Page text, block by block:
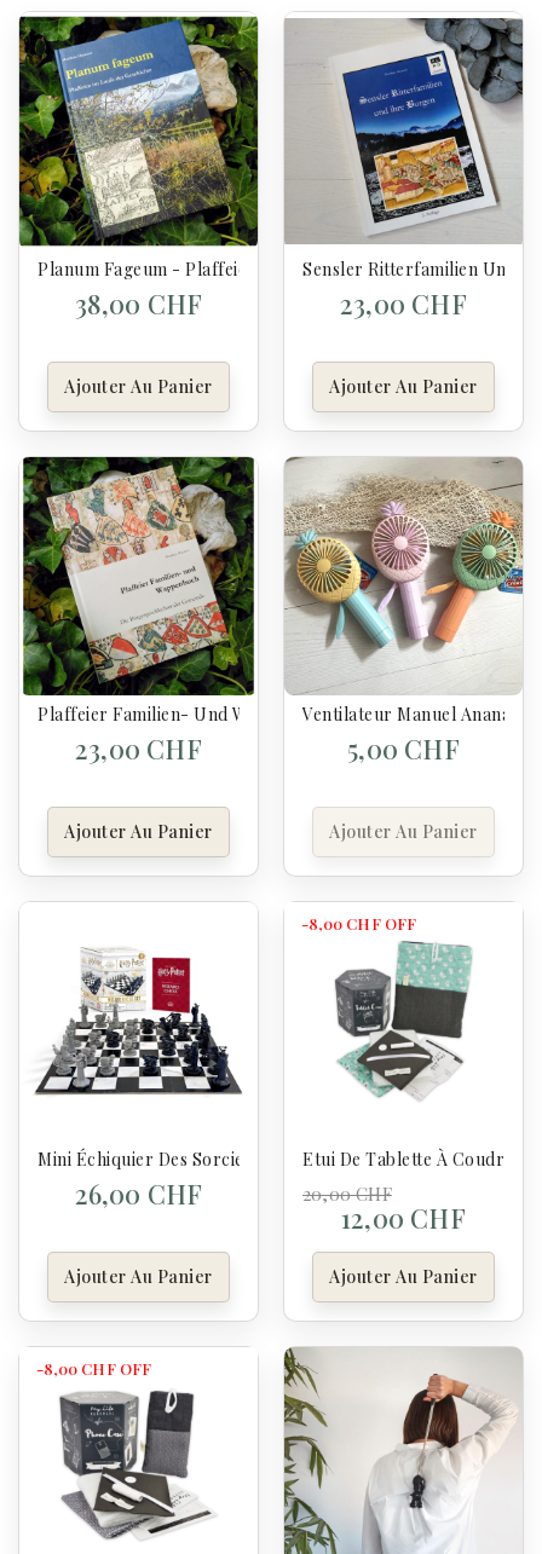
Planum Fageum - Plaffeien Im Laufe Der Geschichte Haymoz
38,00 CHF
Ajouter Au Panier
Sensler Ritterfamilien Und
23,00 CHF
Ajouter Au Panier
Plaffeier Familien- Und Wappenbuch - Haymoz
23,00 CHF
Ajouter Au Panier
Ventilateur Manuel Ananas
5,00 CHF
Ajouter Au Panier
Mini Échiquier Des Sorciers - Harry Potter
26,00 CHF
Ajouter Au Panier
Etui De Tablette À Coudre
20,00 CHF
-8,00 CHF OFF
12,00 CHF
Ajouter Au Panier
-8,00 CHF OFF